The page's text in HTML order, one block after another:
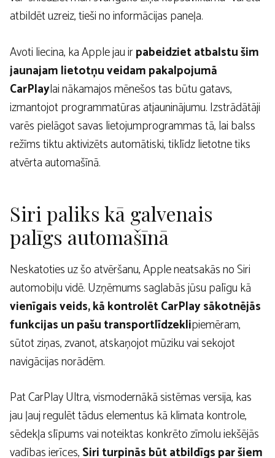
atbildēt uzreiz, tieši no informācijas paneļa.
Avoti liecina, ka Apple jau irpabeidziet atbalstu šim
jaunajam lietotņu veidam pakalpojumā
CarPlaylai nākamajos mēnešos tas būtu gatavs,
izmantojot programmatūras atjauninājumu. Izstrādātāji
varēs pielāgot savas lietojumprogrammas tā, lai balss
režīms tiktu aktivizēts automātiski, tiklīdz lietotne tiks
atvērta automašīnā.
Siri paliks kā galvenais
palīgs automašīnā
Neskatoties uz šo atvēršanu, Apple neatsakās no Siri
automobiļu vidē. Uzņēmums saglabās jūsu palīgu kā
vienīgais veids, kā kontrolēt CarPlay sākotnējās
funkcijas un pašu transportlīdzeklipiemēram,
sūtot ziņas, zvanot, atskaņojot mūziku vai sekojot
navigācijas norādēm.
Pat CarPlay Ultra, vismodernākā sistēmas versija, kas
jau ļauj regulēt tādus elementus kā klimata kontrole,
sēdekļa slīpums vai noteiktas konkrēto zīmolu iekšējās
vadības ierīces,Siri turpinās būt atbildīgs par šiem